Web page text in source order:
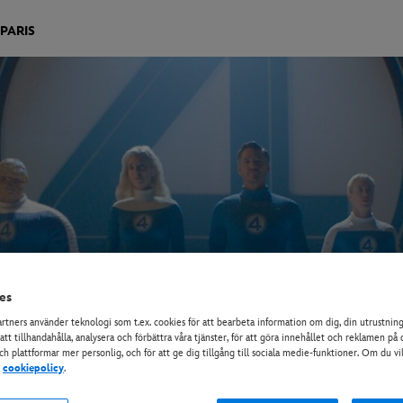
använder teknologi som t.ex. cookies för att bearbeta information om dig, din
tillhandahålla, analysera och förbättra våra tjänster, för att göra innehållet och reklamen på
plattformar mer personlig, och för att ge dig tillgång till sociala medie-funktioner. Om du
cookiepolicy.